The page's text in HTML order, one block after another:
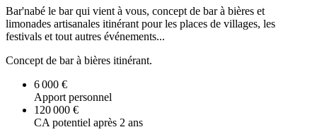
Bar'nabé le bar qui vient à vous, concept de bar à bières et
limonades artisanales itinérant pour les places de villages, les
festivals et tout autres événements...
Concept de bar à bières itinérant.
6 000 €
Apport personnel
120 000 €
CA potentiel après 2 ans